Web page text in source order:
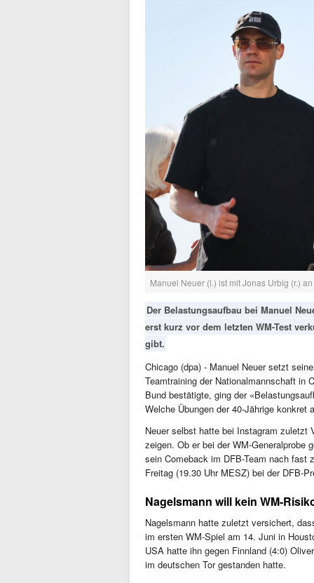
Manuel Neuer (l.) ist mit Jonas Urbig (r.)
Der Belastungsaufbau bei Manuel
erst kurz vor dem letzten WM-Test
gibt.
Chicago (dpa) - Manuel Neuer setzt
Teamtraining der Nationalmannschaft in
Bund bestätigte, ging der
Welche Übungen der 40-Jährige
Neuer selbst hatte bei Instagram zuletzt
zeigen. Ob er bei der WM-Generalprobe
sein Comeback im DFB-Team nach fast
Freitag (19.30 Uhr MESZ) bei der DFB-
Nagelsmann will kein WM-
Nagelsmann hatte zuletzt versichert,
im ersten WM-Spiel am 14. Juni in
USA hatte ihn gegen Finnland (4:0)
im deutschen Tor gestanden hatte.